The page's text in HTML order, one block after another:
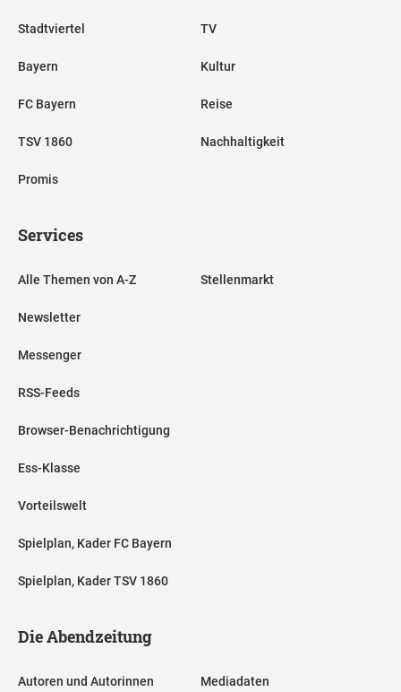
Stadtviertel
Bayern
FC Bayern
TSV 1860
Promis
TV
Kultur
Reise
Nachhaltigkeit
Services
Alle Themen von A-Z
Newsletter
Messenger
RSS-Feeds
Browser-Benachrichtigung
Ess-Klasse
Vorteilswelt
Spielplan, Kader FC Bayern
Spielplan, Kader TSV 1860
Stellenmarkt
Die Abendzeitung
Autoren und Autorinnen Mediadaten